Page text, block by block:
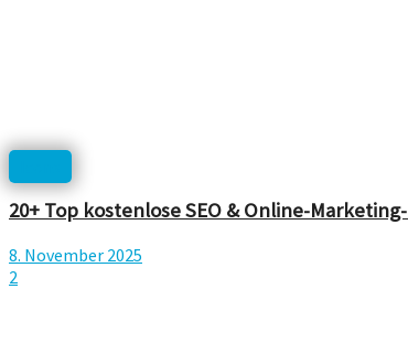
20+ Top kostenlose SEO & Online-
8. November 2025
2